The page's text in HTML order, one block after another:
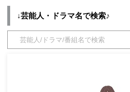
↓芸能人・ドラマ名で検索♪